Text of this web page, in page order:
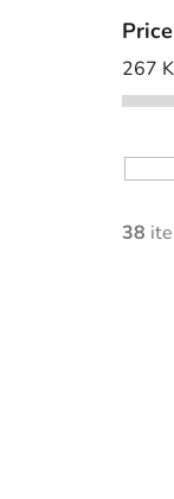
Price
267
38